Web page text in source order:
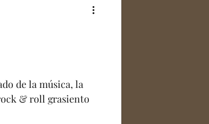
de la música, la
& roll grasiento